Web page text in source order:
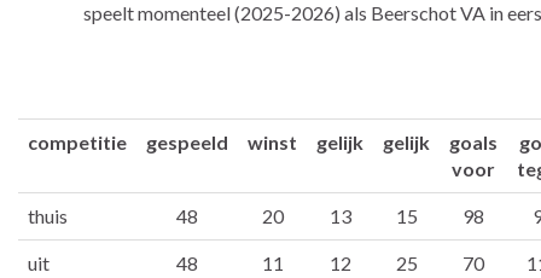
speelt momenteel (2025-2026) als Beerschot VA in
competitie gespeeld winst gelijk gelijk
goals
voor
thuis 48 20 13 15 98
uit 48 11 12 25 70